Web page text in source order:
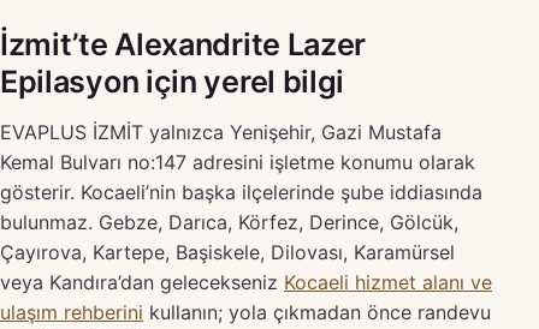
İzmit’te Alexandrite Lazer
Epilasyon için yerel bilgi
EVAPLUS İZMİT yalnızca Yenişehir, Gazi Mustafa
Kemal Bulvarı no:147 adresini işletme konumu olarak
gösterir. Kocaeli’nin başka ilçelerinde şube iddiasında
bulunmaz. Gebze, Darıca, Körfez, Derince, Gölcük,
Çayırova, Kartepe, Başiskele, Dilovası, Karamürsel
veya Kandıra’dan gelecekseniz Kocaeli hizmet alanı ve
ulaşım rehberini kullanın; yola çıkmadan önce randevu